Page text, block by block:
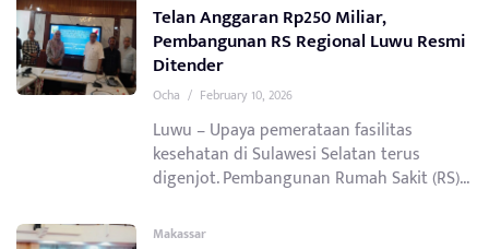
Telan Anggaran Rp250 Miliar,
Pembangunan RS Regional Luwu Resmi
Ditender
Ocha / February 10, 2026
Luwu – Upaya pemerataan fasilitas
kesehatan di Sulawesi Selatan terus
digenjot. Pembangunan Rumah Sakit (RS)...
Makassar